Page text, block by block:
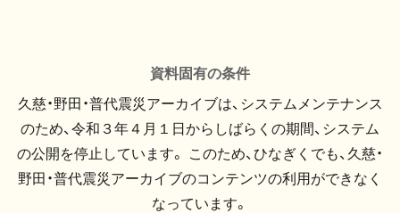
資料固有の条件
久慈・野田・普代震災アーカイブは、システムメンテナンス
のため、令和３年４月１日からしばらくの期間、システム
の公開を停止しています。 このため、ひなぎくでも、久慈・
野田・普代震災アーカイブのコンテンツの利用ができなく
なっています。